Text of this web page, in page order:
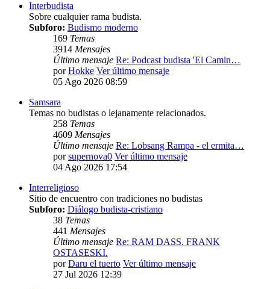
Interbudista
Sobre cualquier rama budista.
Subforo: Budismo moderno
169 Temas
3914 Mensajes
Último mensaje Re: Podcast budista 'El Camin…
porHokke Ver último mensaje
05 Ago 2026 08:59
Samsara
Temas no budistas o lejanamente relacionados.
258 Temas
4609 Mensajes
Último mensaje Re: Lobsang Rampa - el ermita…
porsupernova0 Ver último mensaje
04 Ago 2026 17:54
Interreligioso
Sitio de encuentro con tradiciones no budistas
Subforo: Diálogo budista-cristiano
38 Temas
441 Mensajes
Último mensaje Re: RAM DASS. FRANK
OSTASESKI.
porDaru el tuerto Ver último mensaje
27 Jul 2026 12:39